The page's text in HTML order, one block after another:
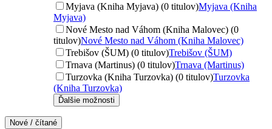
Myjava (Kniha Myjava) (0 titulov)Myjava (Kniha
Myjava)
Nové Mesto nad Váhom (Kniha Malovec) (0
titulov)Nové Mesto nad Váhom (Kniha Malovec)
Trebišov (ŠUM) (0 titulov)Trebišov (ŠUM)
Trnava (Martinus) (0 titulov)Trnava (Martinus)
Turzovka (Kniha Turzovka) (0 titulov)Turzovka
(Kniha Turzovka)
Ďalšie možnosti
Nové / čítané